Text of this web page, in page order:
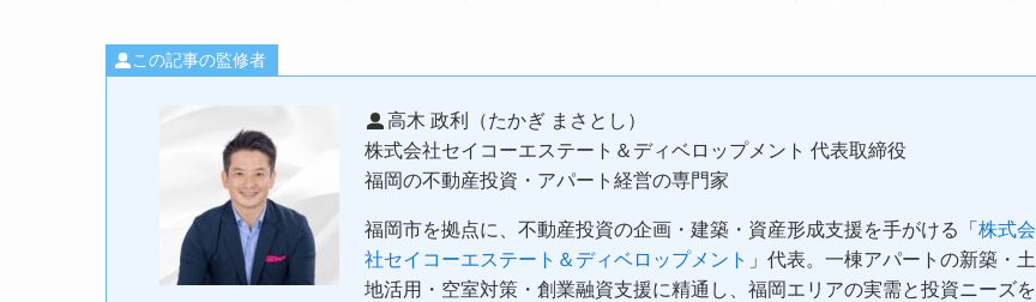
この記事の監修者
高木 政利（たかぎ まさとし）
株式会社セイコーエステート＆ディベロップメント 代表取締役
福岡の不動産投資・アパート経営の専門家
福岡市を拠点に、不動産投資の企画・建築・資産形成支援を手がける「 株式会
社セイコーエステート＆ディベロップメント 」代表。一棟アパートの新築・土
地活用・空室対策・創業融資支援に精通し、福岡エリアの実需と投資ニーズを